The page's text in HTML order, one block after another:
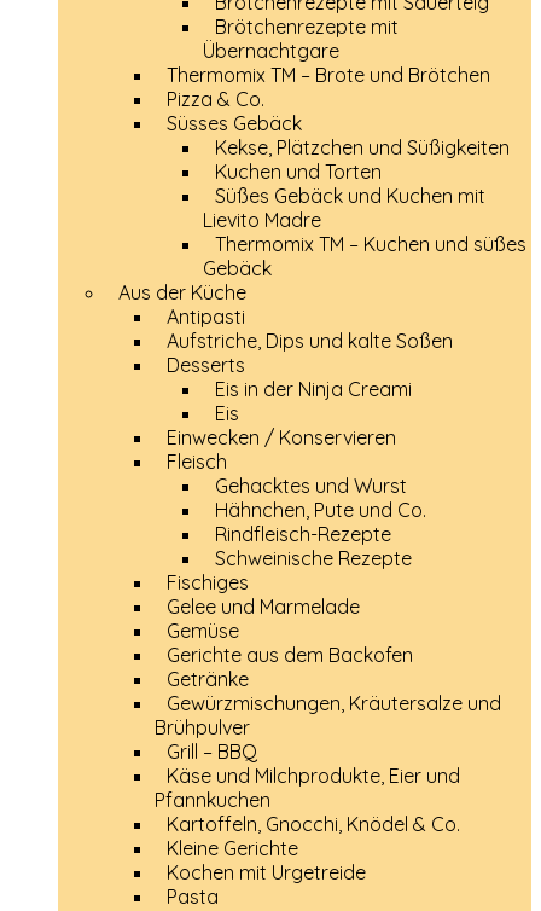
Brötchenrezepte mit
Übernachtgare
Thermomix TM – Brote und Brötchen
Pizza & Co.
Süsses Gebäck
Kekse, Plätzchen und Süßigkeiten
Kuchen und Torten
Süßes Gebäck und Kuchen mit
Lievito Madre
Thermomix TM – Kuchen und süßes
Gebäck
Aus der Küche
Antipasti
Aufstriche, Dips und kalte Soßen
Desserts
Eis in der Ninja Creami
Eis
Einwecken / Konservieren
Fleisch
Gehacktes und Wurst
Hähnchen, Pute und Co.
Rindfleisch-Rezepte
Schweinische Rezepte
Fischiges
Gelee und Marmelade
Gemüse
Gerichte aus dem Backofen
Getränke
Gewürzmischungen, Kräutersalze und
Brühpulver
Grill – BBQ
Käse und Milchprodukte, Eier und
Pfannkuchen
Kartoffeln, Gnocchi, Knödel & Co.
Kleine Gerichte
Kochen mit Urgetreide
Pasta